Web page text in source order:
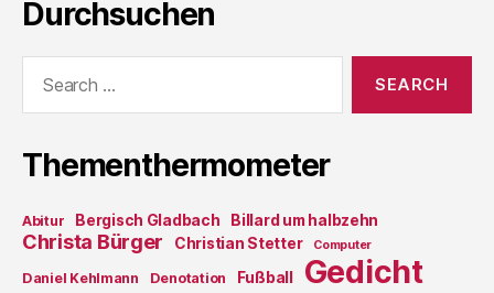
Durchsuchen
Thementhermometer
Abitur Bergisch Gladbach Billard um halbzehn
Christa Bürger Christian Stetter Computer
Daniel Kehlmann Denotation Fußball Gedicht